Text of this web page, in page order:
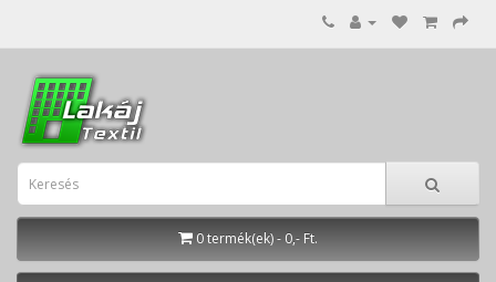
0 termék(ek) - 0,- Ft.